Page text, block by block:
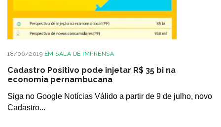
18/06/2019 EM SALA DE IMPRENSA
Cadastro Positivo pode injetar R$ 35 bi na
economia pernambucana
Siga no Google Notícias Válido a partir de 9 de julho, novo
Cadastro...